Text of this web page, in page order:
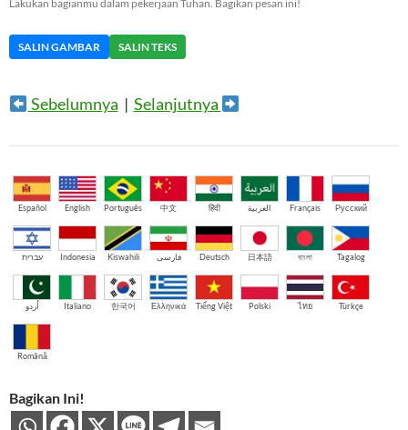
Lakukan bagianmu dalam pekerjaan Tuhan. Bagikan pesan ini!
SALIN GAMBAR SALIN TEKS
Sebelumnya | Selanjutnya
Español English Português 中文 हिंदी العربية Français Русский
עברית Indonesia Kiswahili فارسی Deutsch 日本語 বাংলা Tagalog
اُردو Italiano 한국어 Ελληνικά Tiếng Việt Polski ไทย Türkçe
Română
Bagikan Ini!